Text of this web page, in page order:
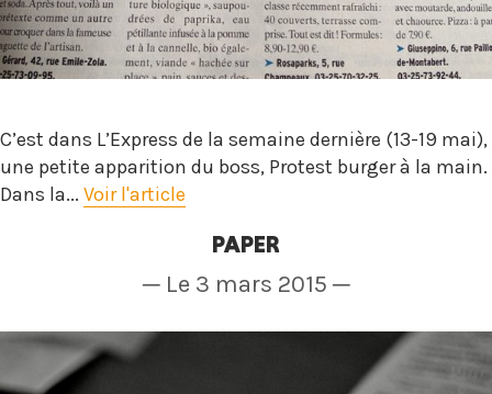
C’est dans L’Express de la semaine dernière (13-19 mai),
une petite apparition du boss, Protest burger à la main.
Dans la... Voir l'article
PAPER
─ Le 3 mars 2015 ─